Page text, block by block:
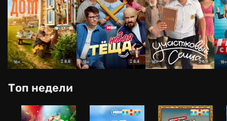
16+ 8.8 18+ 8.4 18+ 6.9 18+
Топ недели